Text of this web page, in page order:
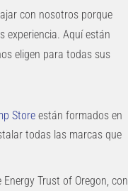
con nosotros porque
experiencia. Aquí están
eligen para todas sus
Storeestán formados en
todas las marcas que
Trust of Oregon, con